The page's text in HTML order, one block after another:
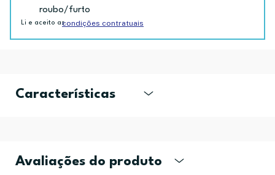
roubo/furto
Li e aceito ascondições contratuais
Características
Avaliações do produto